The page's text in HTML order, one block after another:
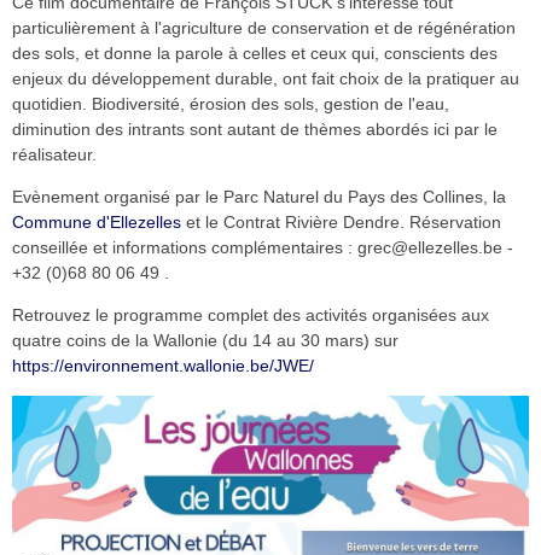
particulièrement à l'agriculture de conservation et de régénération
des sols, et donne la parole à celles et ceux qui, conscients des
enjeux du développement durable, ont fait choix de la pratiquer au
quotidien. Biodiversité, érosion des sols, gestion de l'eau,
diminution des intrants sont autant de thèmes abordés ici par le
réalisateur.
Evènement organisé par le Parc Naturel du Pays des Collines, la
Commune d'Ellezelles et le Contrat Rivière Dendre. Réservation
conseillée et informations complémentaires : grec@ellezelles.be -
+32 (0)68 80 06 49 .
Retrouvez le programme complet des activités organisées aux
quatre coins de la Wallonie (du 14 au 30 mars) sur
https://environnement.wallonie.be/JWE/